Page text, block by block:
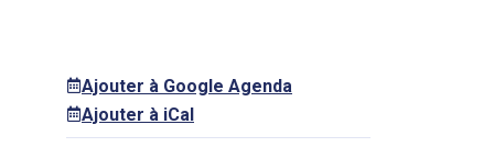
Ajouter à Google Agenda
Ajouter à iCal